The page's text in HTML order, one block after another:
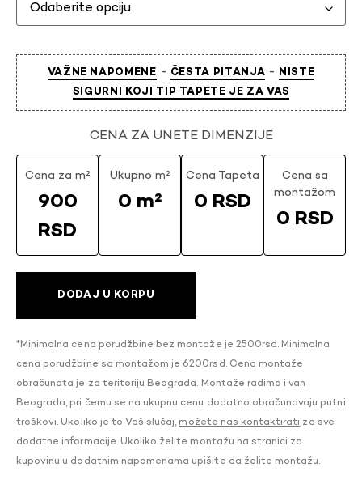
VAŽNE NAPOMENE - ČESTA PITANJA - NISTE
SIGURNI KOJI TIP TAPETE JE ZA VAS
CENA ZA UNETE DIMENZIJE
Cena za m²
900
RSD
Ukupno m²
0 m²
Cena Tapeta
0 RSD
Cena sa
montažom
0 RSD
DODAJ U KORPU
*Minimalna cena porudžbine bez montaže je 2500rsd. Minimalna
cena porudžbine sa montažom je 6200rsd. Cena montaže
obračunata je za teritoriju Beograda. Montaže radimo i van
Beograda, pri čemu se na ukupnu cenu dodatno obračunavaju putni
troškovi. Ukoliko je to Vaš slučaj, možete nas kontaktirati za sve
dodatne informacije. Ukoliko želite montažu na stranici za
kupovinu u dodatnim napomenama upišite da želite montažu.